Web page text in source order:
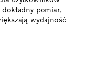
pomiar,
wydajność